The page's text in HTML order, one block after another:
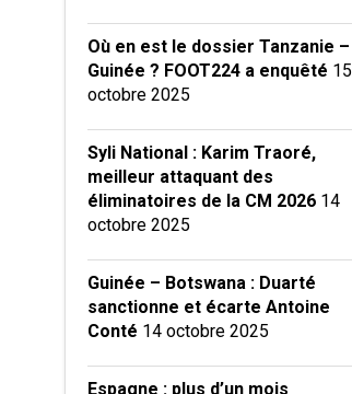
Où en est le dossier Tanzanie –
Guinée ? FOOT224 a enquêté 15
octobre 2025
Syli National : Karim Traoré,
meilleur attaquant des
éliminatoires de la CM 2026 14
octobre 2025
Guinée – Botswana : Duarté
sanctionne et écarte Antoine
Conté 14 octobre 2025
Espagne : plus d’un mois